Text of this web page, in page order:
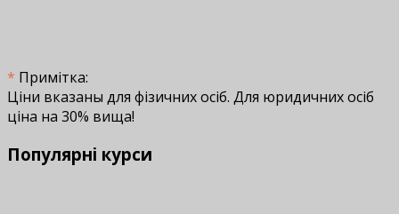
* Примітка:
Ціни вказаны для фізичних осіб. Для юридичних осіб
ціна на 30% вища!
Популярні курси